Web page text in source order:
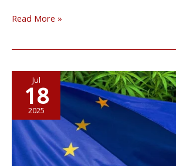
Read More »
Jul
18
2025
Europa
ist
Cannabis
legal?